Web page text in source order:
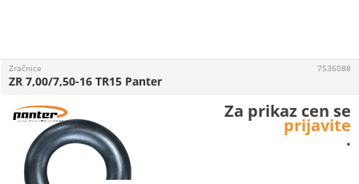
Zračnice
ZR 7,00/7,50-16 TR15 Panter
7536088
Za prikaz cen se
prijavite
.